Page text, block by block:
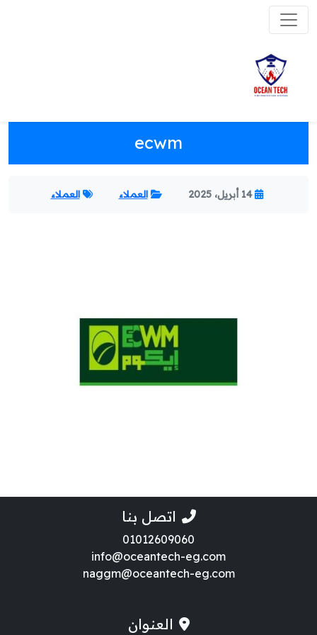
ecwm
14 أبريل، 2025 العملاء العملاء
اتصل بنا
01012609060
info@oceantech-eg.com
naggm@oceantech-eg.com
العنوان